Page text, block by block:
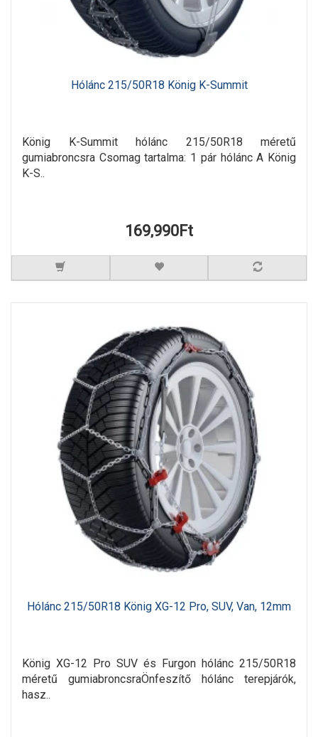
Hólánc 215/50R18 König K-Summit
König K-Summit hólánc 215/50R18 méretű
gumiabroncsra Csomag tartalma: 1 pár hólánc A König
K-S..
169,990Ft
Hólánc 215/50R18 König XG-12 Pro, SUV, Van, 12mm
König XG-12 Pro SUV és Furgon hólánc 215/50R18
méretű gumiabroncsraÖnfeszítő hólánc terepjárók,
hasz..